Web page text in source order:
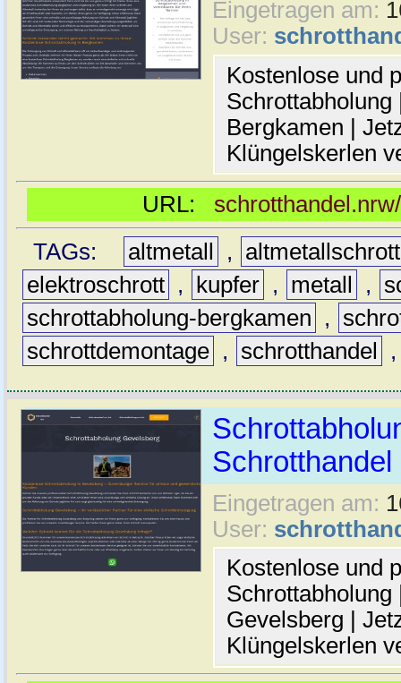
Eingetragen am:
User:
Kostenlose und
Bergkamen |
Klüngelskerlen
URL:
TAGs:
altmetall ,
altmetallschrott
elektroschrott , kupfer , metall ,
schrottabholung-bergkamen
,
schrottdemontage , schrotthandel
Schrotthandel
Eingetragen am:
User:
Kostenlose und
Gevelsberg |
Klüngelskerlen